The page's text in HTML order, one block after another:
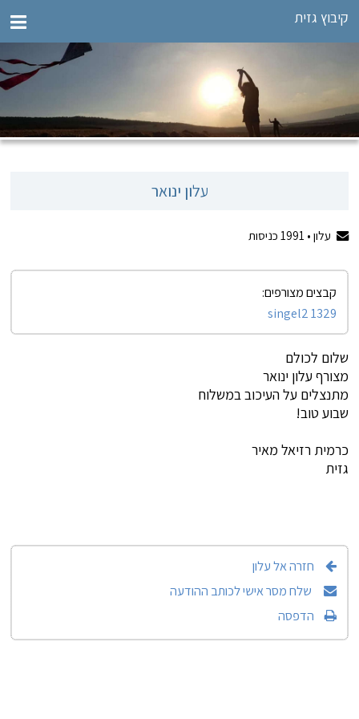
קיבוץ גזית
עלון ינואר
עלון • 1991 כניסות
קבצים מצורפים:
1329 singel2
שלום לכולם
מצורף עלון ינואר
מתנצלים על העיכוב במשלוח
שבוע טוב!
כרמית רזיאל מאיר
גזית
חזרה אל עלון
שלח מסר אישי לכותב ההודעה
הדפסה